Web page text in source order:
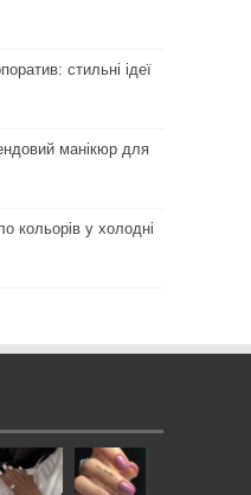
стильні ідеї
манікюр для
кольорів у холодні